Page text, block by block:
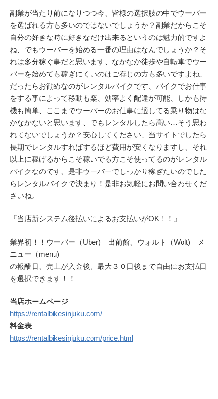
副業が当たり前になりつつ今、皆様の選択肢の中でウーバー
を選ばれる方も多いのではないでしょうか？副業だからこそ
自分の好きな時に好きなだけ出来るというのは魅力的ですよ
ね、でもウーバーを始める一番の理由はなんでしょうか？そ
れは多分稼ぐ事だと思います、なかなか徒歩や自転車でウー
バーを始めても稼ぎにくいのはご存じの方も多いですよね、
だったらお勧めなのがレンタルバイクです、バイクでお仕事
をする事によって移動も楽、効率よく配達が可能、しかも待
機も簡単、ここまでウーバーのお仕事に適してる乗り物はな
かなかないと思います、でもレンタルしたら高い…そう思わ
れてないでしょうか？安心してください、当サイトでしたら
長期でレンタルすればするほど費用が安くなりますし、それ
以上に稼げるからこそ稼いでる方こそ使ってるのがレンタル
バイクなのです、是非ウーバーでしっかり稼ぎたいのでした
らレンタルバイクで決まり！是非お気軽にお問い合わせくだ
さいね。
『当店新システム後払いによるお支払いがOK！！』
業界初！！ウーバー（Uber) 出前館、ウォルト（Wolt) メ
ニュー（menu)
の報酬日、売上が入金後、最大３０日後まで自由にお支払日
を選択できます！！
当店ホームページ
https://rentalbikesinjuku.com/
料金表
https://rentalbikesinjuku.com/price.html